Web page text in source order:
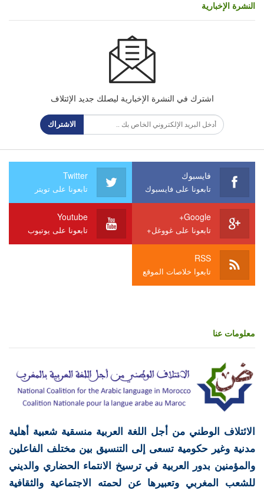
النشرة الإخبارية
اشترك في النشرة الإخبارية ليصلك جديد الإئتلاف
الاشتراك
فايسبوك
تابعونا على فايسبوك
Twitter
تابعونا على تويتر
Google+
تابعونا على غووغل+
Youtube
تابعونا على يوتيوب
RSS
تابعوا خلاصات الموقع
معلومات عنا
الائتلاف الوطني من أجل اللغة العربية منسقية شعبية أهلية
مدنية وغير حكومية تسعى إلى التنسيق بين مختلف الفاعلين
والمؤمنين بدور العربية في ترسيخ الانتماء الحضاري والديني
للشعب المغربي وتعبيرها عن لحمته الاجتماعية والثقافية